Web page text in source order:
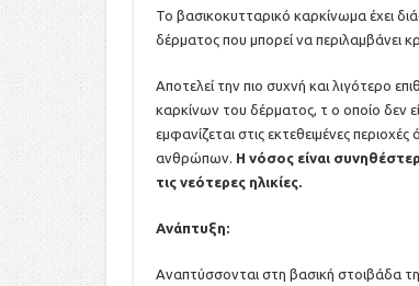
Το βασικοκυτταρικό καρκίνωμα έχει
δέρματος που μπορεί να περιλαμβάνει
Αποτελεί την πιο συχνή και λιγότερο
καρκίνων του δέρματος, τ ο οποίο δεν
εμφανίζεται στις εκτεθειμένες
ανθρώπων. Η νόσος είναι
τις νεότερες ηλικίες.
Ανάπτυξη:
Αναπτύσσονται στη βασική στοιβάδα